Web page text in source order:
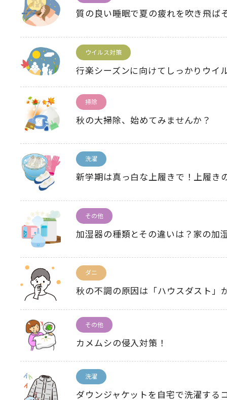
質の良い睡眠で夏の疲れを吹き飛ば
ウイルス対策
行楽シーズンに向けてしっかりウイ
掃除
秋の大掃除、始めてみませんか？
洗濯
新学期は真っ白な上履きで！上履き
その他
加湿器の種類とその違いは？家の加
ダニ
秋の不調の原因は「ハウスダスト」
その他
カメムシの侵入対策！
洗濯
ダウンジャケットを自宅で洗濯する